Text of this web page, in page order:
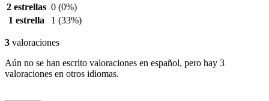
2 estrellas 0 (0%)
1 estrella
1 (33%)
3 valoraciones
Aún no se han escrito valoraciones en español, pero hay 3
valoraciones en otros idiomas.